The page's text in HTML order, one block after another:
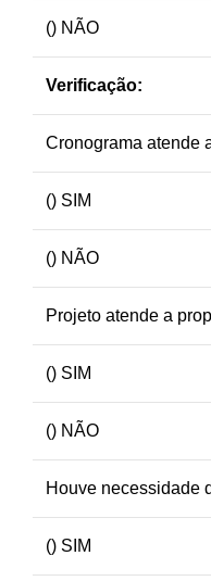
() NÃO
Verificação:
Cronograma atende
() SIM
() NÃO
Projeto atende a
() SIM
() NÃO
Houve necessidade
() SIM